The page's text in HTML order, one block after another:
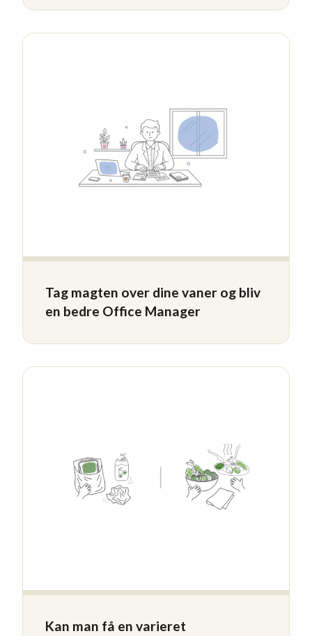
Tag magten over dine vaner og bliv
en bedre Office Manager
Kan man få en varieret